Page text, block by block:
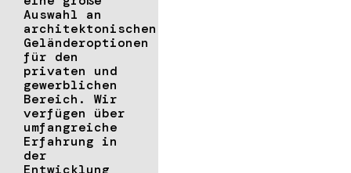
Auswahl an
architektonischen
Geländeroptionen
für den
privaten und
gewerblichen
Bereich. Wir
verfügen über
umfangreiche
Erfahrung in
der